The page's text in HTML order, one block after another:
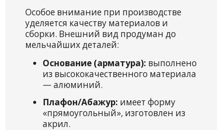
Особое внимание при производстве
уделяется качеству материалов и
сборки. Внешний вид продуман до
мельчайших деталей:
Основание (арматура): выполнено
из высококачественного материала
— алюминий.
Плафон/Абажур: имеет форму
«прямоугольный», изготовлен из
акрил.